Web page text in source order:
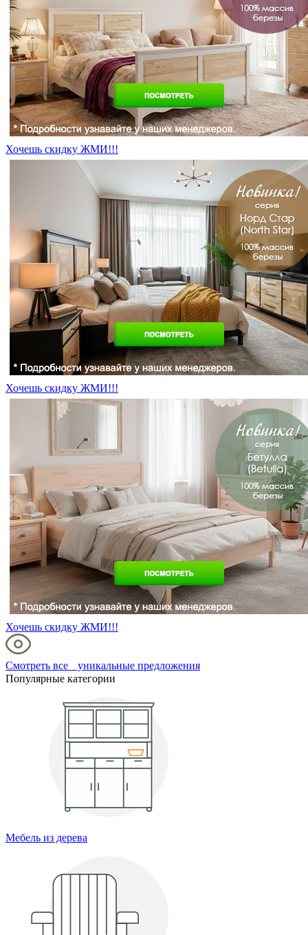
Хочешь скидку ЖМИ!!!
Хочешь скидку ЖМИ!!!
Хочешь скидку ЖМИ!!!
Смотреть все уникальные предложения
Популярные категории
Мебель из дерева